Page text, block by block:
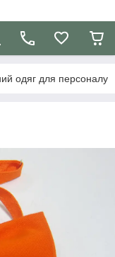
одяг для персоналу